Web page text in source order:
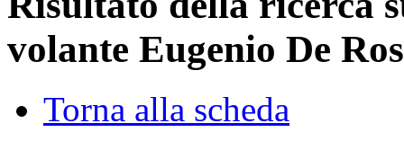
volante Eugenio De
Torna alla scheda